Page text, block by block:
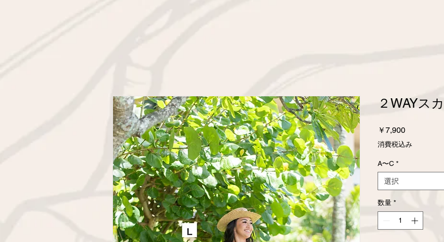
２WAYス
￥7,900価
格
消費税込み
A〜C *
選択
数量 *